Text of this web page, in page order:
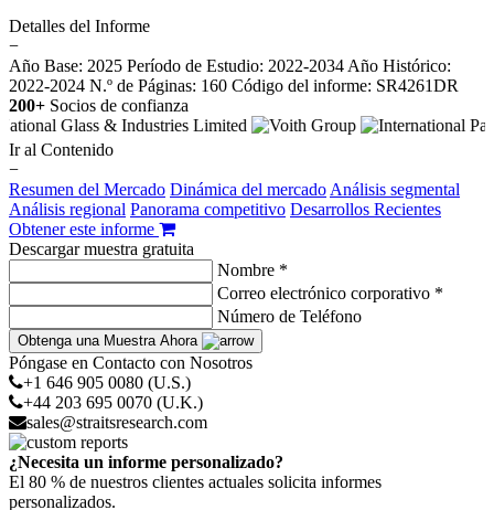
Detalles del Informe
−
Año Base: 2025 Período de Estudio: 2022-2034Año Histórico:
2022-2024 N.º de Páginas: 160 Código del informe: SR4261DR
200+ Socios de confianza
Ir al Contenido
−
Resumen del Mercado Dinámica del mercadoAnálisis segmental
Análisis regional Panorama competitivo Desarrollos Recientes
Obtener este informe
Descargar muestra gratuita
Nombre *
Correo electrónico corporativo *
Número de Teléfono
Obtenga una Muestra Ahora
Póngase en Contacto con Nosotros
+1 646 905 0080 (U.S.)
+44 203 695 0070 (U.K.)
sales@straitsresearch.com
¿Necesita un informe personalizado?
El 80 % de nuestros clientes actuales solicita informes
personalizados.